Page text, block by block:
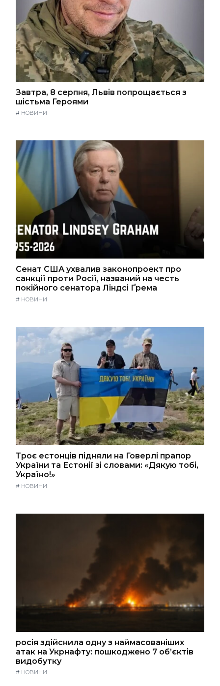
Завтра, 8 серпня, Львів попрощається з
шістьма Героями
# НОВИНИ
Сенат США ухвалив законопроект про
санкції проти Росії, названий на честь
покійного сенатора Ліндсі Ґрема
# НОВИНИ
Троє естонців підняли на Говерлі прапор
України та Естонії зі словами: «Дякую тобі,
Україно!»
# НОВИНИ
росія здійснила одну з наймасованіших
атак на Укрнафту: пошкоджено 7 об’єктів
видобутку
# НОВИНИ